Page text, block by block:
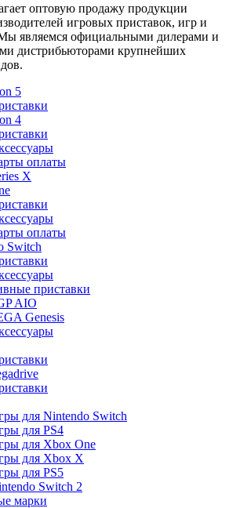
оптовую продажу продукции
игровых приставок, игр и
Мы являемся официальными дилерами и
дистрибьюторами крупнейших
5
4
оплаты
X
оплаты
Switch
приставки
AIO
Genesis
для Nintendo Switch
для PS4
для Xbox One
для Xbox X
для PS5
Switch 2
марки